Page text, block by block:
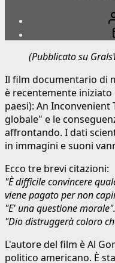
(Pubblicato su
Il film documentario di
è recentemente
paesi): An
globale" e le
affrontando. I dati
in immagini e suoni
Ecco tre brevi citazioni:
"È difficile convincere
viene pagato per non
"E' una questione morale".
"Dio distruggerà coloro
L'autore del film è Al
politico americano. È